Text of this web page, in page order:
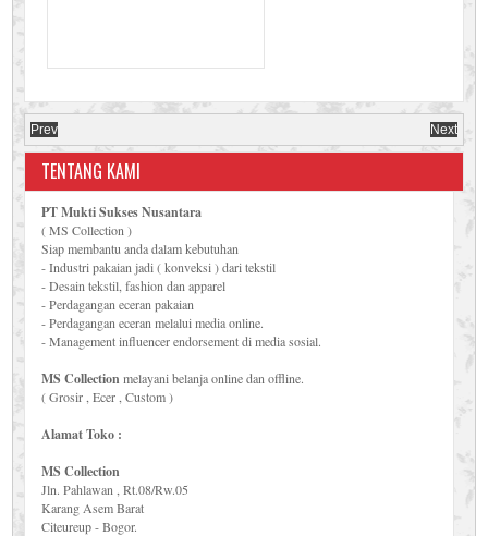
Prev Next
TENTANG KAMI
PT Mukti Sukses Nusantara
( MS Collection )
Siap membantu anda dalam kebutuhan
- Industri pakaian jadi ( konveksi ) dari tekstil
- Desain tekstil, fashion dan apparel
- Perdagangan eceran pakaian
- Perdagangan eceran melalui media online.
- Management influencer endorsement di media sosial.
MS Collectionmelayani belanja online dan offline.
( Grosir , Ecer , Custom )
Alamat Toko :
MS Collection
Jln. Pahlawan , Rt.08/Rw.05
Karang Asem Barat
Citeureup - Bogor.